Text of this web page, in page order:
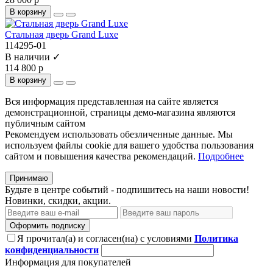
В корзину
Стальная дверь Grand Luxe
114295-01
В наличии ✓
114 800 р
В корзину
Вся информация представленная на сайте является
демонстрационной, страницы демо-магазина являются
публичным сайтом
Рекомендуем использовать обезличенные данные. Мы
используем файлы cookie для вашего удобства пользования
сайтом и повышения качества рекомендаций. Подробнее
Принимаю
Будьте в центре событий - подпишитесь на наши новости!
Новинки, скидки, акции.
Оформить подписку
Я прочитал(а) и согласен(на) с условиями Политика
конфиденциальности
Информация для покупателей